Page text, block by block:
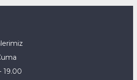
19.00